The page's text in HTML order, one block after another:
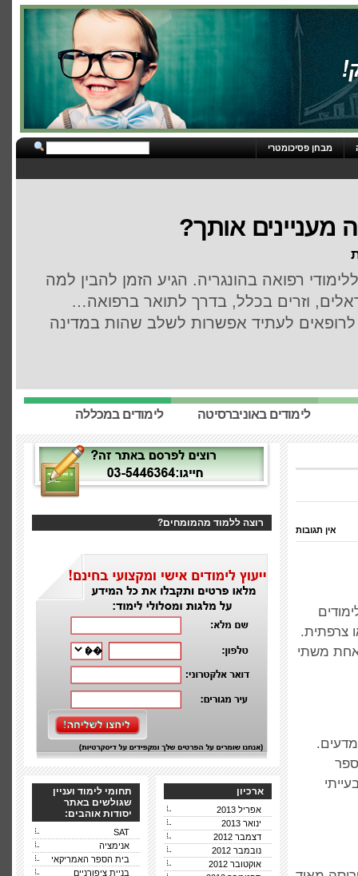
מבחן פסיכומטרי
מעניינים אותך?
רפואה בהונגריה. הגיע הזמן להבין למה
וזרים בכלל, בדרך לתואר ברפואה…
לרופאים לעתיד אפשרות לשלב שהות במדינה
לימודים באוניברסיטה לימודים במכללה
אין תגובות
צרפתית.
אחת משתי
רוצה ללמוד מהמומחים?
ארכיון
אפריל 2013
ינואר 2013
דצמבר 2012
נובמבר 2012
אוקטובר 2012
תחומי לימוד ועניין
שגולשים באתר
יסודות אוהבים:
SAT
אנימציה
בית הספר האמריקאי
בניית ציפורניים